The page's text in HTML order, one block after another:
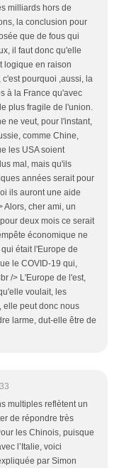
milliards hors de
la conclusion pour
que de fous qui
il faut donc qu'elle
logique en raison
pourquoi ,aussi, la
à la France qu'avec
plus fragile de l'union.
ne veut, pour l'instant,
comme Chine,
les USA soient
mal, mais qu'ils
années serait pour
ils auront une aide
Alors, cher ami, un
deux mois ce serait
économique ne
était l'Europe de
le COVID-19 qui,
/> L'Europe de l'est,
voulait, les
elle peut donc nous
larme, dut-elle être de
multiples reflètent un
de répondre très
les Chinois, puisque
l’Italie, voici
par Simon